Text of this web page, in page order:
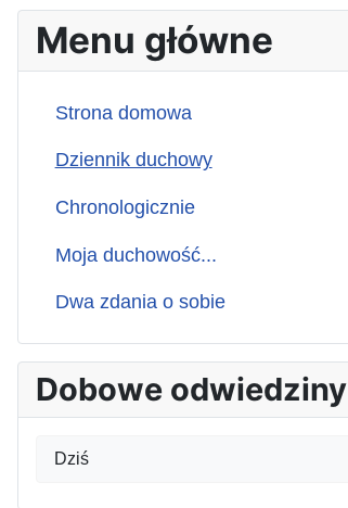
Menu główne
Strona domowa
Dziennik duchowy
Chronologicznie
Moja duchowość...
Dwa zdania o sobie
Dobowe odwiedziny
Dziś